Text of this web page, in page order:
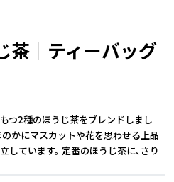
｜ ティーバッグ
つ2種のほうじ茶をブレンドしまし
かにマスカットや花を思わせる上品
ています。 定番のほうじ茶に、さり